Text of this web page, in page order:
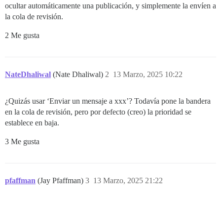
ocultar automáticamente una publicación, y simplemente la envíen a
la cola de revisión.
2 Me gusta
NateDhaliwal (Nate Dhaliwal) 13 Marzo, 2025 10:22
2
¿Quizás usar ‘Enviar un mensaje a xxx’? Todavía pone la bandera
en la cola de revisión, pero por defecto (creo) la prioridad se
establece en baja.
3 Me gusta
pfaffman (Jay Pfaffman) 13 Marzo, 2025 21:22
3